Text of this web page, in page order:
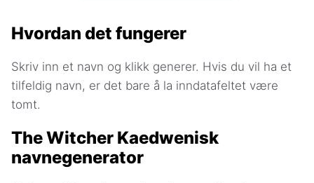
Hvordan det fungerer
Skriv inn et navn og klikk generer. Hvis du vil ha et
tilfeldig navn, er det bare å la inndatafeltet være
tomt.
The Witcher Kaedwenisk
navnegenerator